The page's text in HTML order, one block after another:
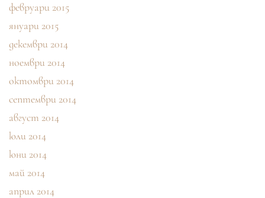
февруари 2015
януари 2015
декември 2014
ноември 2014
октомври 2014
септември 2014
август 2014
юли 2014
юни 2014
май 2014
април 2014